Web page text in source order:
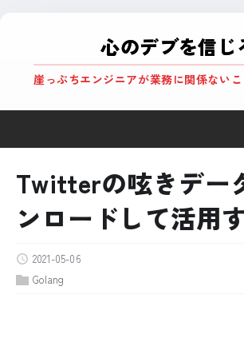
心のデブを信じ
崖っぷちエンジニアが業務に関係ない
Twitterの呟きデー
ンロードして活用
2021-05-06
Golang